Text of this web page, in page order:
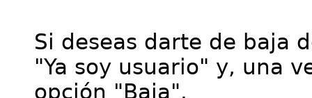
Si deseas darte de baja
"Ya soy usuario" y, una
opción "Baja".